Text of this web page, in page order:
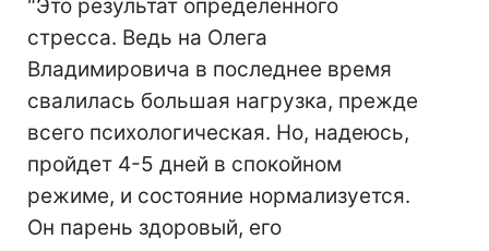
"Это результат определенного
стресса. Ведь на Олега
Владимировича в последнее время
свалилась большая нагрузка, прежде
всего психологическая. Но, надеюсь,
пройдет 4-5 дней в спокойном
режиме, и состояние нормализуется.
Он парень здоровый, его